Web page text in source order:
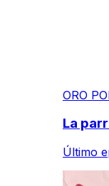
ORO
La
Último